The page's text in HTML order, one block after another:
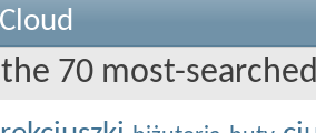
70 most-